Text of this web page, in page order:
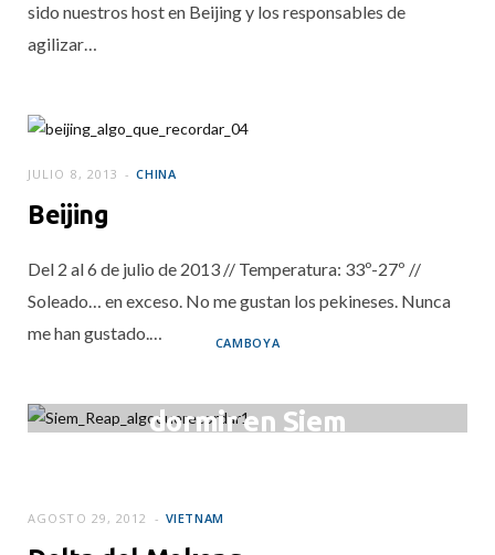
sido nuestros host en Beijing y los responsables de
agilizar…
CHINA
JULIO 8, 2013
Beijing
Del 2 al 6 de julio de 2013 // Temperatura: 33º-27º //
Soleado… en exceso. No me gustan los pekineses. Nunca
me han gustado.…
CAMBOYA
dormir en Siem
VIETNAM
AGOSTO 29, 2012